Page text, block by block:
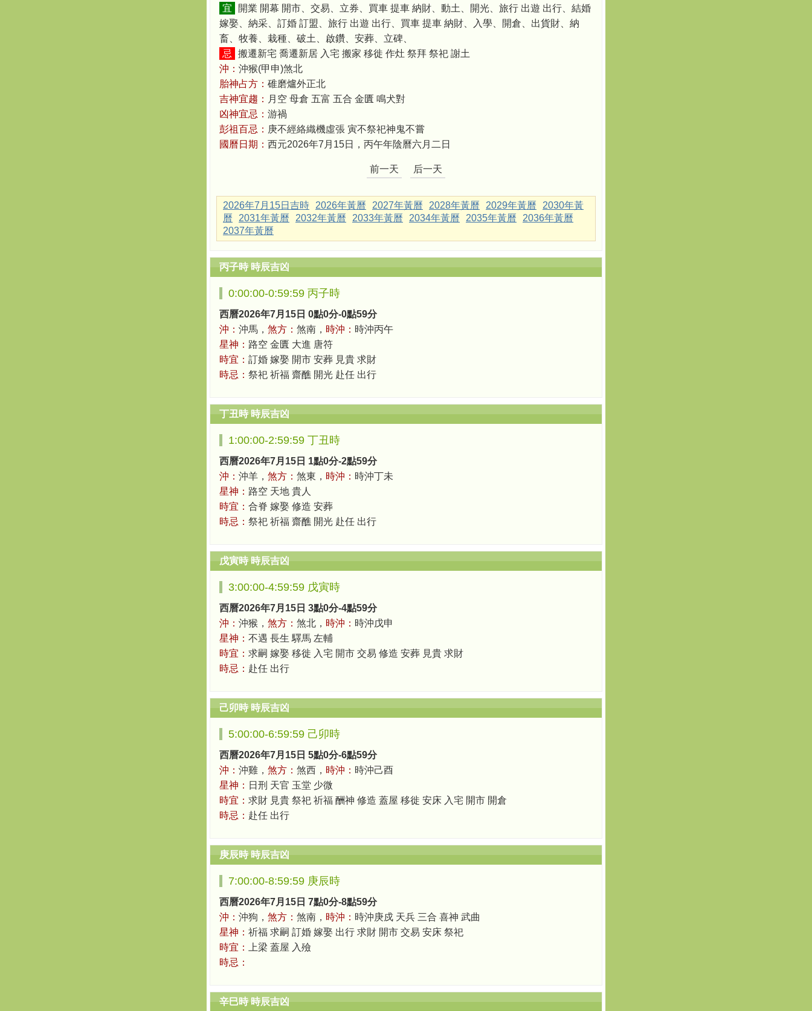
宜
開業 開幕 開市、交易、立券、買車 提車 納財、動土、開光、旅行 出遊 出行、結婚
嫁娶、納采、訂婚 訂盟、旅行 出遊 出行、買車 提車 納財、入學、開倉、出貨財、納
畜、牧養、栽種、破土、啟鑽、安葬、立碑、
忌
搬遷新宅 喬遷新居 入宅 搬家 移徙 作灶 祭拜 祭祀 謝土
沖： 沖猴(甲申)煞北
胎神占方： 碓磨爐外正北
吉神宜趨： 月空 母倉 五富 五合 金匱 鳴犬對
凶神宜忌： 游禍
彭祖百忌： 庚不經絡織機虛張 寅不祭祀神鬼不嘗
國曆日期： 西元2026年7月15日，丙午年陰曆六月二日
前一天 后一天
2026年7月15日吉時 2026年黃曆 2027年黃曆 2028年黃曆 2029年黃曆
2030年黃
曆
2031年黃曆 2032年黃曆 2033年黃曆 2034年黃曆 2035年黃曆
2036年黃曆
2037年黃曆
丙子時 時辰吉凶
0:00:00-0:59:59 丙子時
西曆2026年7月15日 0點0分-0點59分
沖： 沖馬， 煞方： 煞南， 時沖： 時沖丙午
星神： 路空 金匱 大進 唐符
時宜： 訂婚 嫁娶 開市 安葬 見貴 求財
時忌： 祭祀 祈福 齋醮 開光 赴任 出行
丁丑時 時辰吉凶
1:00:00-2:59:59 丁丑時
西曆2026年7月15日 1點0分-2點59分
沖： 沖羊， 煞方： 煞東， 時沖： 時沖丁未
星神： 路空 天地 貴人
時宜： 合脊 嫁娶 修造 安葬
時忌： 祭祀 祈福 齋醮 開光 赴任 出行
戊寅時 時辰吉凶
3:00:00-4:59:59 戊寅時
西曆2026年7月15日 3點0分-4點59分
沖： 沖猴， 煞方： 煞北， 時沖： 時沖戊申
星神： 不遇 長生 驛馬 左輔
時宜： 求嗣 嫁娶 移徙 入宅 開市 交易 修造 安葬 見貴 求財
時忌： 赴任 出行
己卯時 時辰吉凶
5:00:00-6:59:59 己卯時
西曆2026年7月15日 5點0分-6點59分
沖： 沖雞， 煞方： 煞西， 時沖： 時沖己酉
星神： 日刑 天官 玉堂 少微
時宜： 求財 見貴 祭祀 祈福 酬神 修造 蓋屋 移徙 安床 入宅 開市 開倉
時忌： 赴任 出行
庚辰時 時辰吉凶
7:00:00-8:59:59 庚辰時
西曆2026年7月15日 7點0分-8點59分
沖： 沖狗， 煞方： 煞南， 時沖： 時沖庚戍 天兵 三合 喜神 武曲
星神： 祈福 求嗣 訂婚 嫁娶 出行 求財 開市 交易 安床 祭祀
時宜：
上梁 蓋屋 入殮
時忌：
辛巳時 時辰吉凶